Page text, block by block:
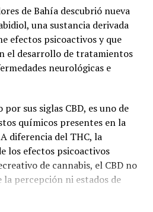
de Bahía descubrió nueva
una sustancia derivada
efectos psicoactivos y que
el desarrollo de tratamientos
neurológicas e
sus siglas CBD, es uno de
químicos presentes en la
diferencia del THC, la
los efectos psicoactivos
de cannabis, el CBD no
percepción ni estados de